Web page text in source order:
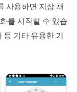
사용하면 지상 채
를 시작할 수 있습
등 기타 유용한 기